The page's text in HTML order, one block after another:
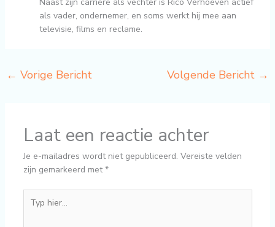
als vader, ondernemer, en soms werkt hij mee aan
televisie, films en reclame.
← Vorige Bericht Volgende Bericht →
Laat een reactie achter
Je e-mailadres wordt niet gepubliceerd. Vereiste velden
zijn gemarkeerd met*
hier...